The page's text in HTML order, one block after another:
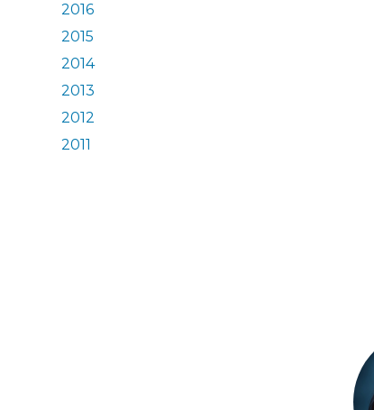
2016
2015
2014
2013
2012
2011